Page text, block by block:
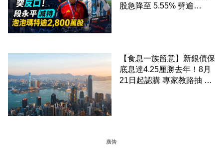
股急降至 5.55% 劈逾
【食息一族留意】新銀債保
底息達4.25厘勝去年！8月
21日起認購 專家教路抽 20
廣告